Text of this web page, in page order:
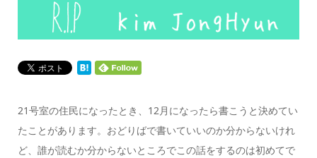
21号室の住民になったとき、12月になったら書こうと決めてい
たことがあります。おどりばで書いていいのか分からないけれ
ど、誰が読むか分からないところでこの話をするのは初めてで